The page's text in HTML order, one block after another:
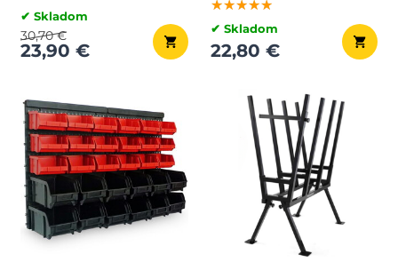
✔ Skladom
23,90 €
30,70 €
★★★★★
★★★★★
★★★★★
✔ Skladom
22,80 €